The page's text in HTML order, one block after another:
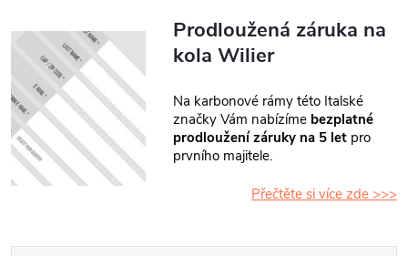
Prodloužená záruka na
kola Wilier
Na karbonové rámy této Italské
značky Vám nabízíme bezplatné
prodloužení záruky na 5 let pro
prvního majitele.
Přečtěte si více zde >>>